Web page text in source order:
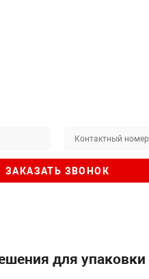
ЗАКАЗАТЬ ЗВОНОК
для упаковки